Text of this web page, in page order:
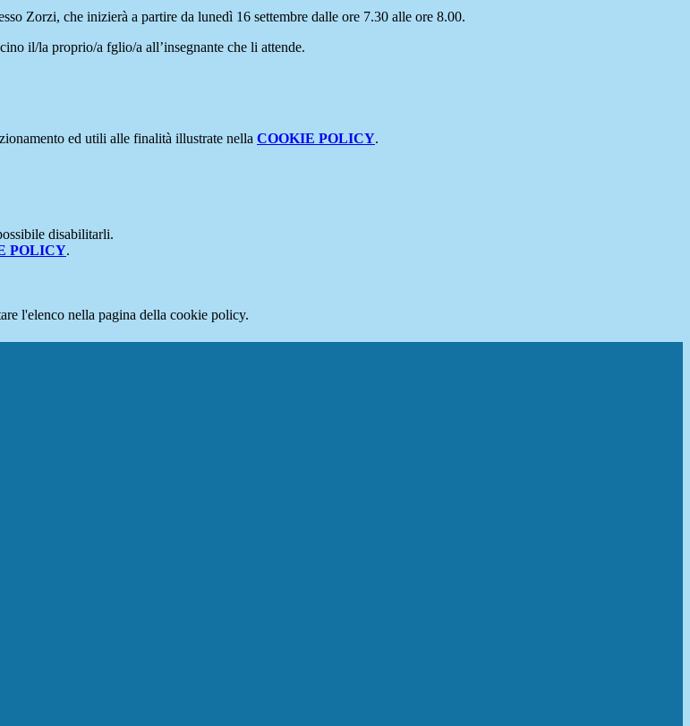
Zorzi, che inizierà a partire da lunedì 16 settembre dalle ore 7.30 alle ore 8.00.
il/la proprio/a fglio/a all’insegnante che li attende.
ed utili alle finalità illustrate nella COOKIE POLICY.
disabilitarli.
POLICY.
l'elenco nella pagina della cookie policy.